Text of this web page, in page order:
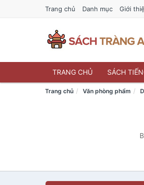
Trang chủ Danh mục Giới
TRANG CHỦ SÁCH
Trang chủ Văn phòng phẩm